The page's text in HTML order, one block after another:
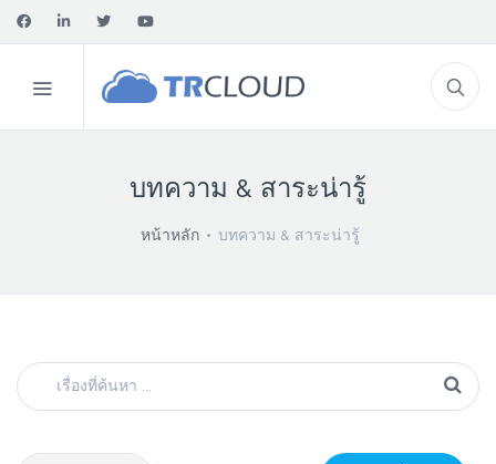
บทความ & สาระน่ารู้
หน้าหลัก บทความ & สาระน่ารู้